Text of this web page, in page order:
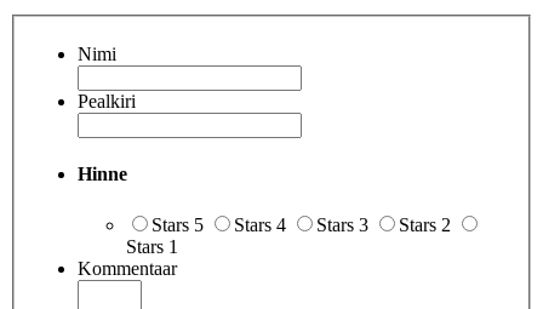
Nimi
Pealkiri
Hinne
Stars 5 Stars 4 Stars 3
Stars 2
Stars 1
Kommentaar